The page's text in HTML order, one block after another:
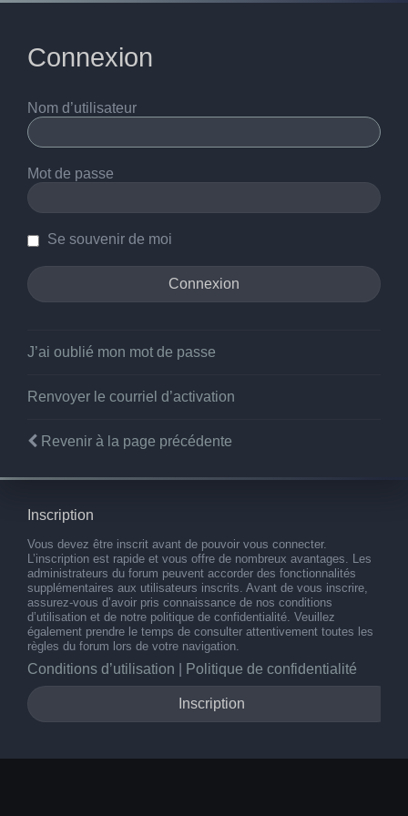
Connexion
Nom d’utilisateur
Mot de passe
Se souvenir de moi
J’ai oublié mon mot de passe
Renvoyer le courriel d’activation
Revenir à la page précédente
Inscription
Vous devez être inscrit avant de pouvoir vous connecter.
L’inscription est rapide et vous offre de nombreux avantages. Les
administrateurs du forum peuvent accorder des fonctionnalités
supplémentaires aux utilisateurs inscrits. Avant de vous inscrire,
assurez-vous d’avoir pris connaissance de nos conditions
d’utilisation et de notre politique de confidentialité. Veuillez
également prendre le temps de consulter attentivement toutes les
règles du forum lors de votre navigation.
Conditions d’utilisation Politique de confidentialité
Inscription